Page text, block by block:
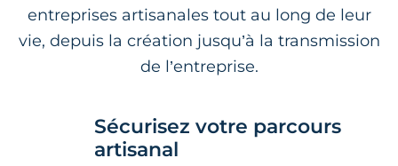
entreprises artisanales tout au long de leur
vie, depuis la création jusqu’à la transmission
de l’entreprise.
Sécurisez votre parcours
artisanal